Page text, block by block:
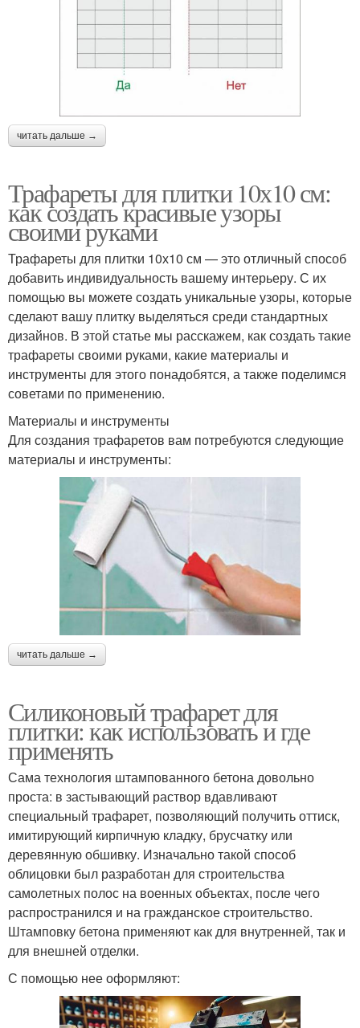
читать дальше →
Трафареты для плитки 10х10 см:
как создать красивые узоры
своими руками
Трафареты для плитки 10х10 см — это отличный способ
добавить индивидуальность вашему интерьеру. С их
помощью вы можете создать уникальные узоры, которые
сделают вашу плитку выделяться среди стандартных
дизайнов. В этой статье мы расскажем, как создать такие
трафареты своими руками, какие материалы и
инструменты для этого понадобятся, а также поделимся
советами по применению.
Материалы и инструменты
Для создания трафаретов вам потребуются следующие
материалы и инструменты:
читать дальше →
Силиконовый трафарет для
плитки: как использовать и где
применять
Сама технология штампованного бетона довольно
проста: в застывающий раствор вдавливают
специальный трафарет, позволяющий получить оттиск,
имитирующий кирпичную кладку, брусчатку или
деревянную обшивку. Изначально такой способ
облицовки был разработан для строительства
самолетных полос на военных объектах, после чего
распространился и на гражданское строительство.
Штамповку бетона применяют как для внутренней, так и
для внешней отделки.
С помощью нее оформляют: